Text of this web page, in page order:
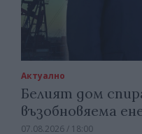
Актуално
Белият дом
възобновяема
07.08.2026 / 18:00